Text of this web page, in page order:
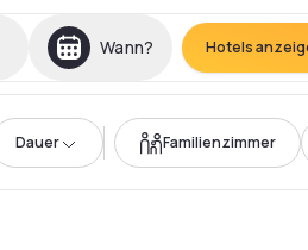
Wann? Hotels
Dauer Familienzimmer